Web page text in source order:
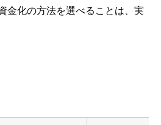
金化の方法を選べることは、実